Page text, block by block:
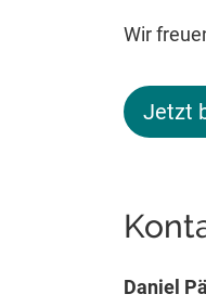
Wir
Jetzt
Daniel